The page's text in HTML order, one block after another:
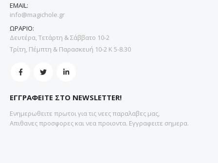
EMAIL:
info@magichole.gr
ΩΡΑΡΙΟ:
Δευτέρα, Τετάρτη & Σάββατο 10-2
Τρίτη, Πέμπτη & Παρασκευή 10-2 Κ 5-8.30
ΕΓΓΡΑΦΕΙΤΕ ΣΤΟ NEWSLETTER!
Ενημερωθειτε πρωτοι για τις νεες παραλαβες μας,
Απιθανες προσφορες και νεα προιοντα. Εγγραφειτε σημερα.